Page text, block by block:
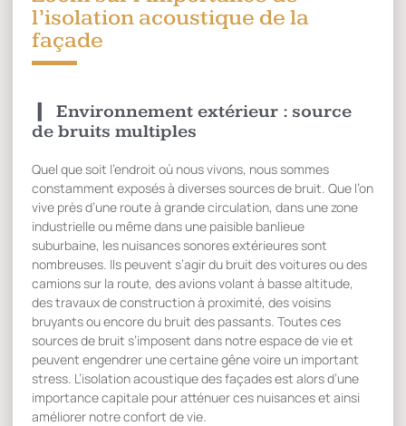
l’isolation acoustique de la
façade
Environnement extérieur : source
de bruits multiples
Quel que soit l’endroit où nous vivons, nous sommes
constamment exposés à diverses sources de bruit. Que l’on
vive près d’une route à grande circulation, dans une zone
industrielle ou même dans une paisible banlieue
suburbaine, les nuisances sonores extérieures sont
nombreuses. Ils peuvent s’agir du bruit des voitures ou des
camions sur la route, des avions volant à basse altitude,
des travaux de construction à proximité, des voisins
bruyants ou encore du bruit des passants. Toutes ces
sources de bruit s’imposent dans notre espace de vie et
peuvent engendrer une certaine gêne voire un important
stress. L’isolation acoustique des façades est alors d’une
importance capitale pour atténuer ces nuisances et ainsi
améliorer notre confort de vie.